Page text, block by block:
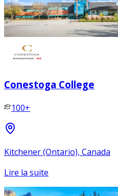
Conestoga College
100+
Kitchener (Ontario), Canada
Lire la suite